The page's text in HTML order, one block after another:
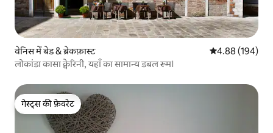
वेनिस में बेड & ब्रेकफ़ास्ट औसत रेटिंग 5 में से
4.88 (194)
लोकांडा कासा क्वेरिनी, यहाँ का सामान्य डबल रूम।
गेस्ट्स की फ़ेवरेट
गेस्ट्स की फ़ेवरेट